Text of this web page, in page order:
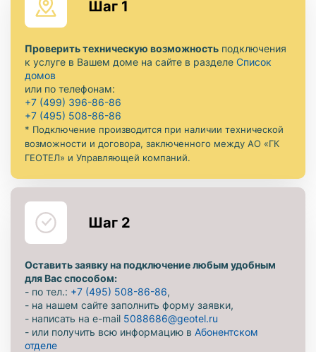
Шаг 1
Проверить техническую возможность подключения
к услуге в Вашем доме на сайте в разделе Список
домов
или по телефонам:
+7 (499) 396-86-86
+7 (495) 508-86-86
* Подключение производится при наличии технической
возможности и договора, заключенного между АО «ГК
ГЕОТЕЛ» и Управляющей компаний.
Шаг 2
Оставить заявку на подключение любым удобным
для Вас способом:
- по тел.: +7 (495) 508-86-86,
- на нашем сайте заполнить форму заявки,
- написать на e-mail 5088686@geotel.ru
- или получить всю информацию в Абонентском
отделе